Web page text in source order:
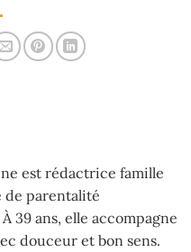
est rédactrice famille
de parentalité
39 ans, elle accompagne
douceur et bon sens.